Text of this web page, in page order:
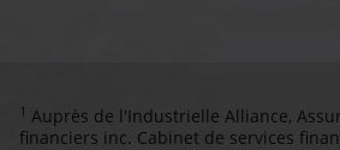
1 Auprès de l'Industrielle Alliance,
financiers inc. Cabinet de services